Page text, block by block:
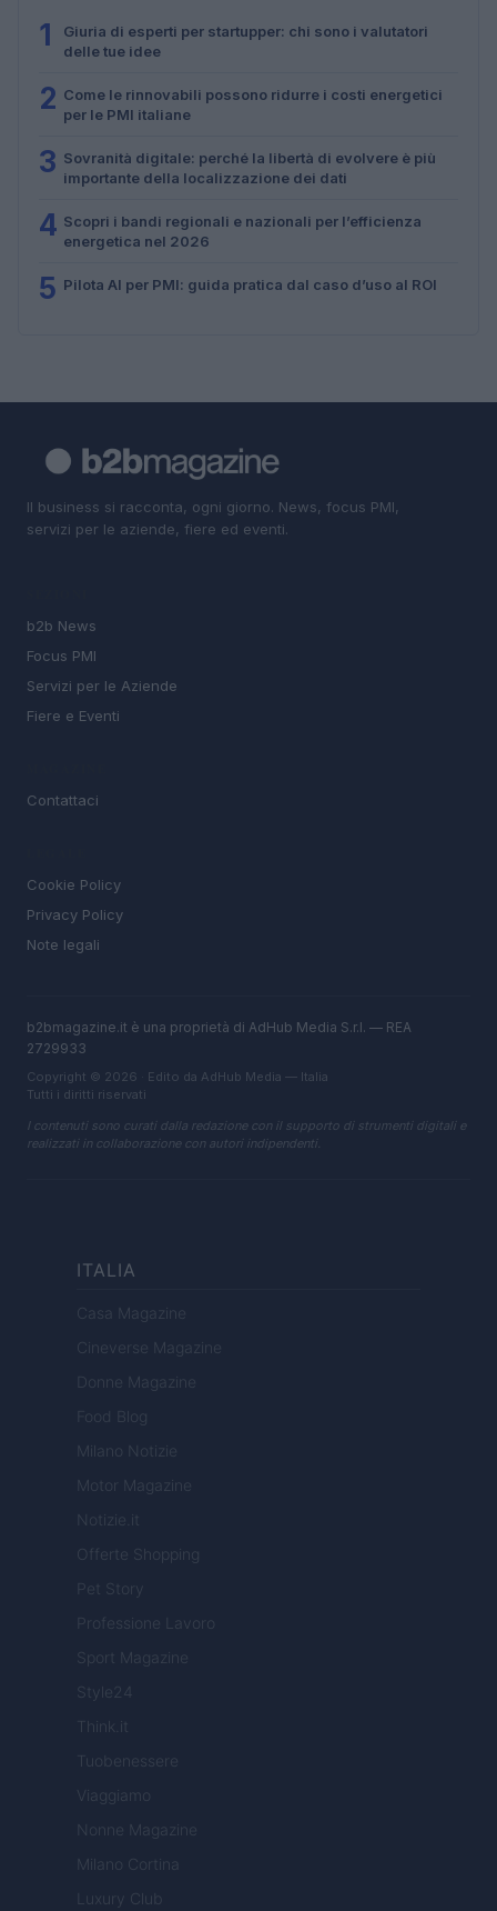
1
Giuria di esperti per startupper: chi sono i valutatori
delle tue idee
2 Come le rinnovabili possono ridurre i costi energetici
per le PMI italiane
3 Sovranità digitale: perché la libertà di evolvere è più
importante della localizzazione dei dati
4 Scopri i bandi regionali e nazionali per l’efficienza
energetica nel 2026
5 Pilota AI per PMI: guida pratica dal caso d’uso al ROI
Il business si racconta, ogni giorno. News, focus PMI,
servizi per le aziende, fiere ed eventi.
b2b News
Focus PMI
Servizi per le Aziende
Fiere e Eventi
Contattaci
Cookie Policy
Privacy Policy
Note legali
b2bmagazine.it è una proprietà di AdHub Media S.r.l. — REA
2729933
Copyright © 2026 · Edito da AdHub Media — Italia
Tutti i diritti riservati
I contenuti sono curati dalla redazione con il supporto di strumenti digitali e
realizzati in collaborazione con autori indipendenti.
ITALIA
Casa Magazine
Cineverse Magazine
Donne Magazine
Food Blog
Milano Notizie
Motor Magazine
Notizie.it
Offerte Shopping
Pet Story
Professione Lavoro
Sport Magazine
Style24
Think.it
Tuobenessere
Viaggiamo
Nonne Magazine
Milano Cortina
Luxury Club